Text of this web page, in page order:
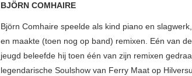
BJÖRN COMHAIRE
Björn Comhaire speelde als kind piano en
en maakte (toen nog op band) remixen. Eén van
jeugd beleefde hij toen één van zijn remixen
legendarische Soulshow van Ferry Maat op